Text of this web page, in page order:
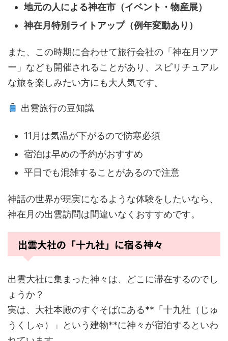
地元の人による神在市（イベント・物産展）
神在月特別ライトアップ（例年変動あり）
また、この時期に合わせて旅行会社の「神在月ツア
ー」なども開催されることがあり、スピリチュアル
な旅を楽しみたい方にも大人気です。
出雲旅行の豆知識
11月は気温が下がるので防寒必須
宿泊は早めの予約がおすすめ
平日でも混雑することがあるので注意
神話の世界が現実になるような体験をしたいなら、
神在月の出雲訪問は間違いなくおすすめです。
出雲大社の「十九社」に宿る神々
出雲大社に集まった神々は、どこに滞在するのでし
ょうか？
実は、大社本殿のすぐそばにある**「十九社（じゅ
うくしゃ）」という建物**に神々が宿泊するといわ